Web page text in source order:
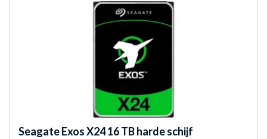
SeagateExos X24 16 TB harde schijf